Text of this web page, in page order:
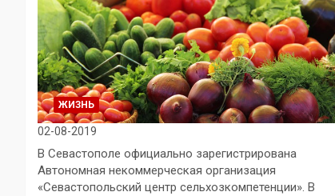
ЖИЗНЬ
02-08-2019
В Севастополе официально зарегистрирована
Автономная некоммерческая организация
«Севастопольский центр сельхозкомпетенции». В